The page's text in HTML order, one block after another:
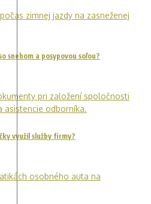
snehom a posypovou soľou?
využil služby firmy?